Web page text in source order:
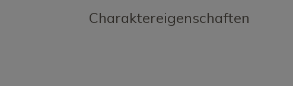
Charaktereigenschaften